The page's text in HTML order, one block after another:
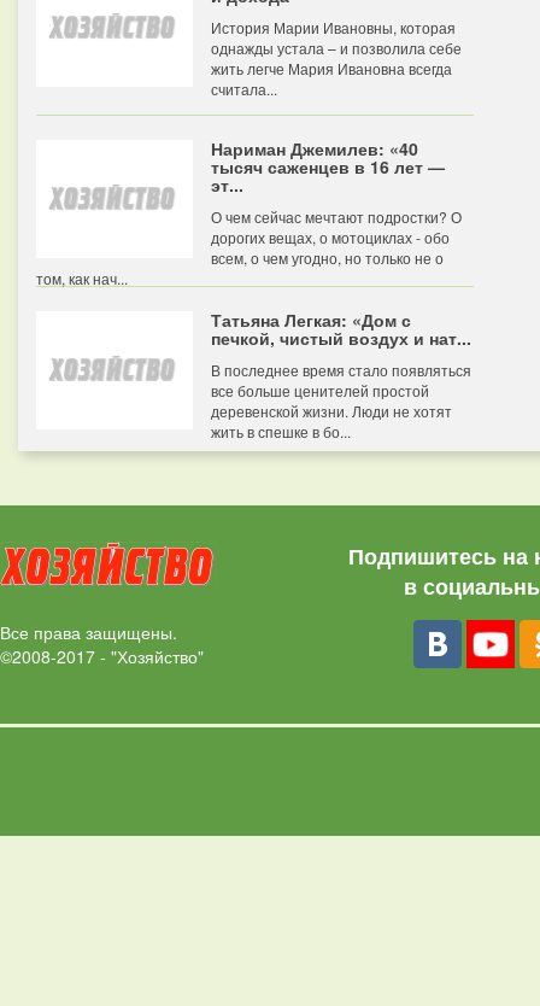
История Марии Ивановны, которая
однажды устала – и позволила себе
жить легче Мария Ивановна всегда
считала...
Нариман Джемилев: «40
тысяч саженцев в 16 лет —
эт...
О чем сейчас мечтают подростки? О
дорогих вещах, о мотоциклах - обо
всем, о чем угодно, но только не о
том, как нач...
Татьяна Легкая: «Дом с
печкой, чистый воздух и нат...
В последнее время стало появляться
все больше ценителей простой
деревенской жизни. Люди не хотят
жить в спешке в бо...
Все права защищены.
©2008-2017 - "Хозяйство"
Подпишитесь на
в